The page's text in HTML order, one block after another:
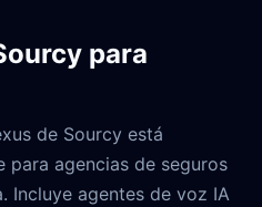
para
de Sourcy está
para agencias de seguros
Incluye agentes de voz IA